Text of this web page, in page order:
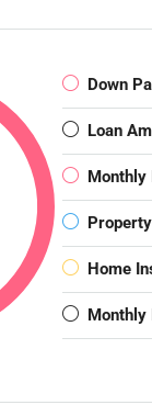
Down
Loan
Home
Monthly